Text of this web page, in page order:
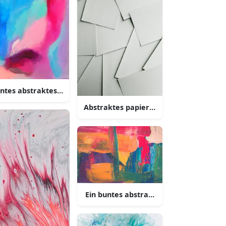
abstraktes gemälde
Abstraktes papierdesign
Ein buntes abstraktes oelgemälde